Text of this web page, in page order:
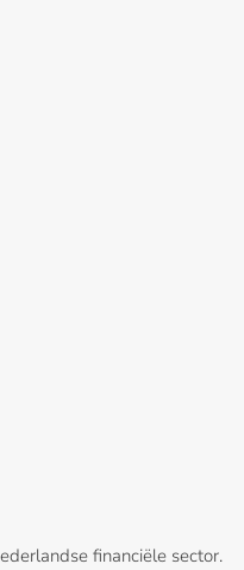
financiële sector.